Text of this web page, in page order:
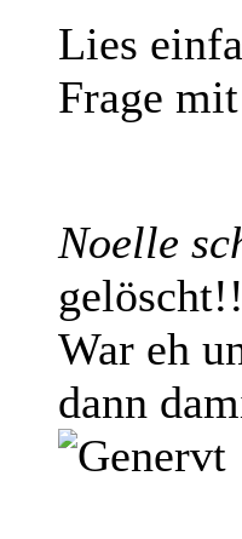
Lies
Frage
Noelle
War eh
dann